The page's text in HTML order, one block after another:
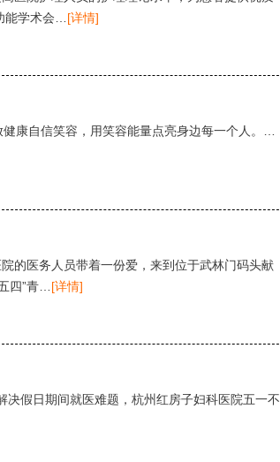
能学术会… [详情]
康自信笑容，用笑容能量点亮身边每一个人。…
的医务人员带着一份爱，来到位于武林门码头献
四”青… [详情]
假日期间就医难题，杭州红房子妇科医院五一不